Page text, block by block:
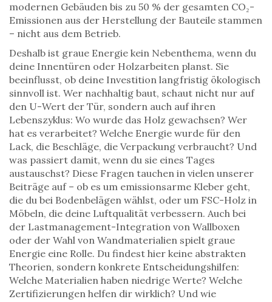
modernen Gebäuden bis zu 50 % der gesamten CO₂-
Emissionen aus der Herstellung der Bauteile stammen
– nicht aus dem Betrieb.
Deshalb ist graue Energie kein Nebenthema, wenn du
deine Innentüren oder Holzarbeiten planst. Sie
beeinflusst, ob deine Investition langfristig ökologisch
sinnvoll ist. Wer nachhaltig baut, schaut nicht nur auf
den U-Wert der Tür, sondern auch auf ihren
Lebenszyklus: Wo wurde das Holz gewachsen? Wer
hat es verarbeitet? Welche Energie wurde für den
Lack, die Beschläge, die Verpackung verbraucht? Und
was passiert damit, wenn du sie eines Tages
austauschst? Diese Fragen tauchen in vielen unserer
Beiträge auf – ob es um emissionsarme Kleber geht,
die du bei Bodenbelägen wählst, oder um FSC-Holz in
Möbeln, die deine Luftqualität verbessern. Auch bei
der Lastmanagement-Integration von Wallboxen
oder der Wahl von Wandmaterialien spielt graue
Energie eine Rolle. Du findest hier keine abstrakten
Theorien, sondern konkrete Entscheidungshilfen:
Welche Materialien haben niedrige Werte? Welche
Zertifizierungen helfen dir wirklich? Und wie